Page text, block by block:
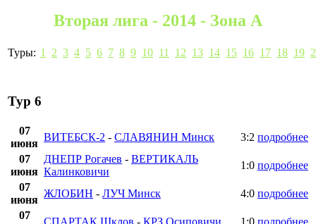
Вторая лига - 2014 - Зона А
Туры: 1 2 3 4 5 6 7 8 9 10 11 12 13 14 15 16 17 18 19
Тур 6
07
июня
ВИТЕБСК-2 - СЛАВЯНИН Минск 3:2 подробнее
07
июня
ДНЕПР Рогачев - ВЕРТИКАЛЬ
Калинковичи
1:0 подробнее
07
июня
ЖЛОБИН - ЛУЧ Минск 4:0 подробнее
07